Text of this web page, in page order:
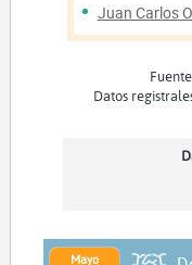
Juan Carlos
Datos
Mayo